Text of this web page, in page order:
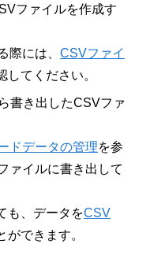
ファイルを作成す
際には、 CSVファイ
してください。
書き出したCSVファ
ドデータの管理を参
ァイルに書き出して
も、データをCSV
ができます。